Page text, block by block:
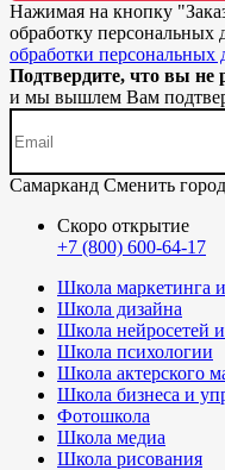
Нажимая на кнопку "
обработку персональных
обработки персональных
Подтвердите, что вы не
и мы вышлем Вам
Самарканд Сменить город
Скоро открытие
+7 (800) 600-64-17
Школа маркетинга
Школа дизайна
Школа нейросетей
Школа психологии
Школа актерского
Школа бизнеса и
Фотошкола
Школа медиа
Школа рисования